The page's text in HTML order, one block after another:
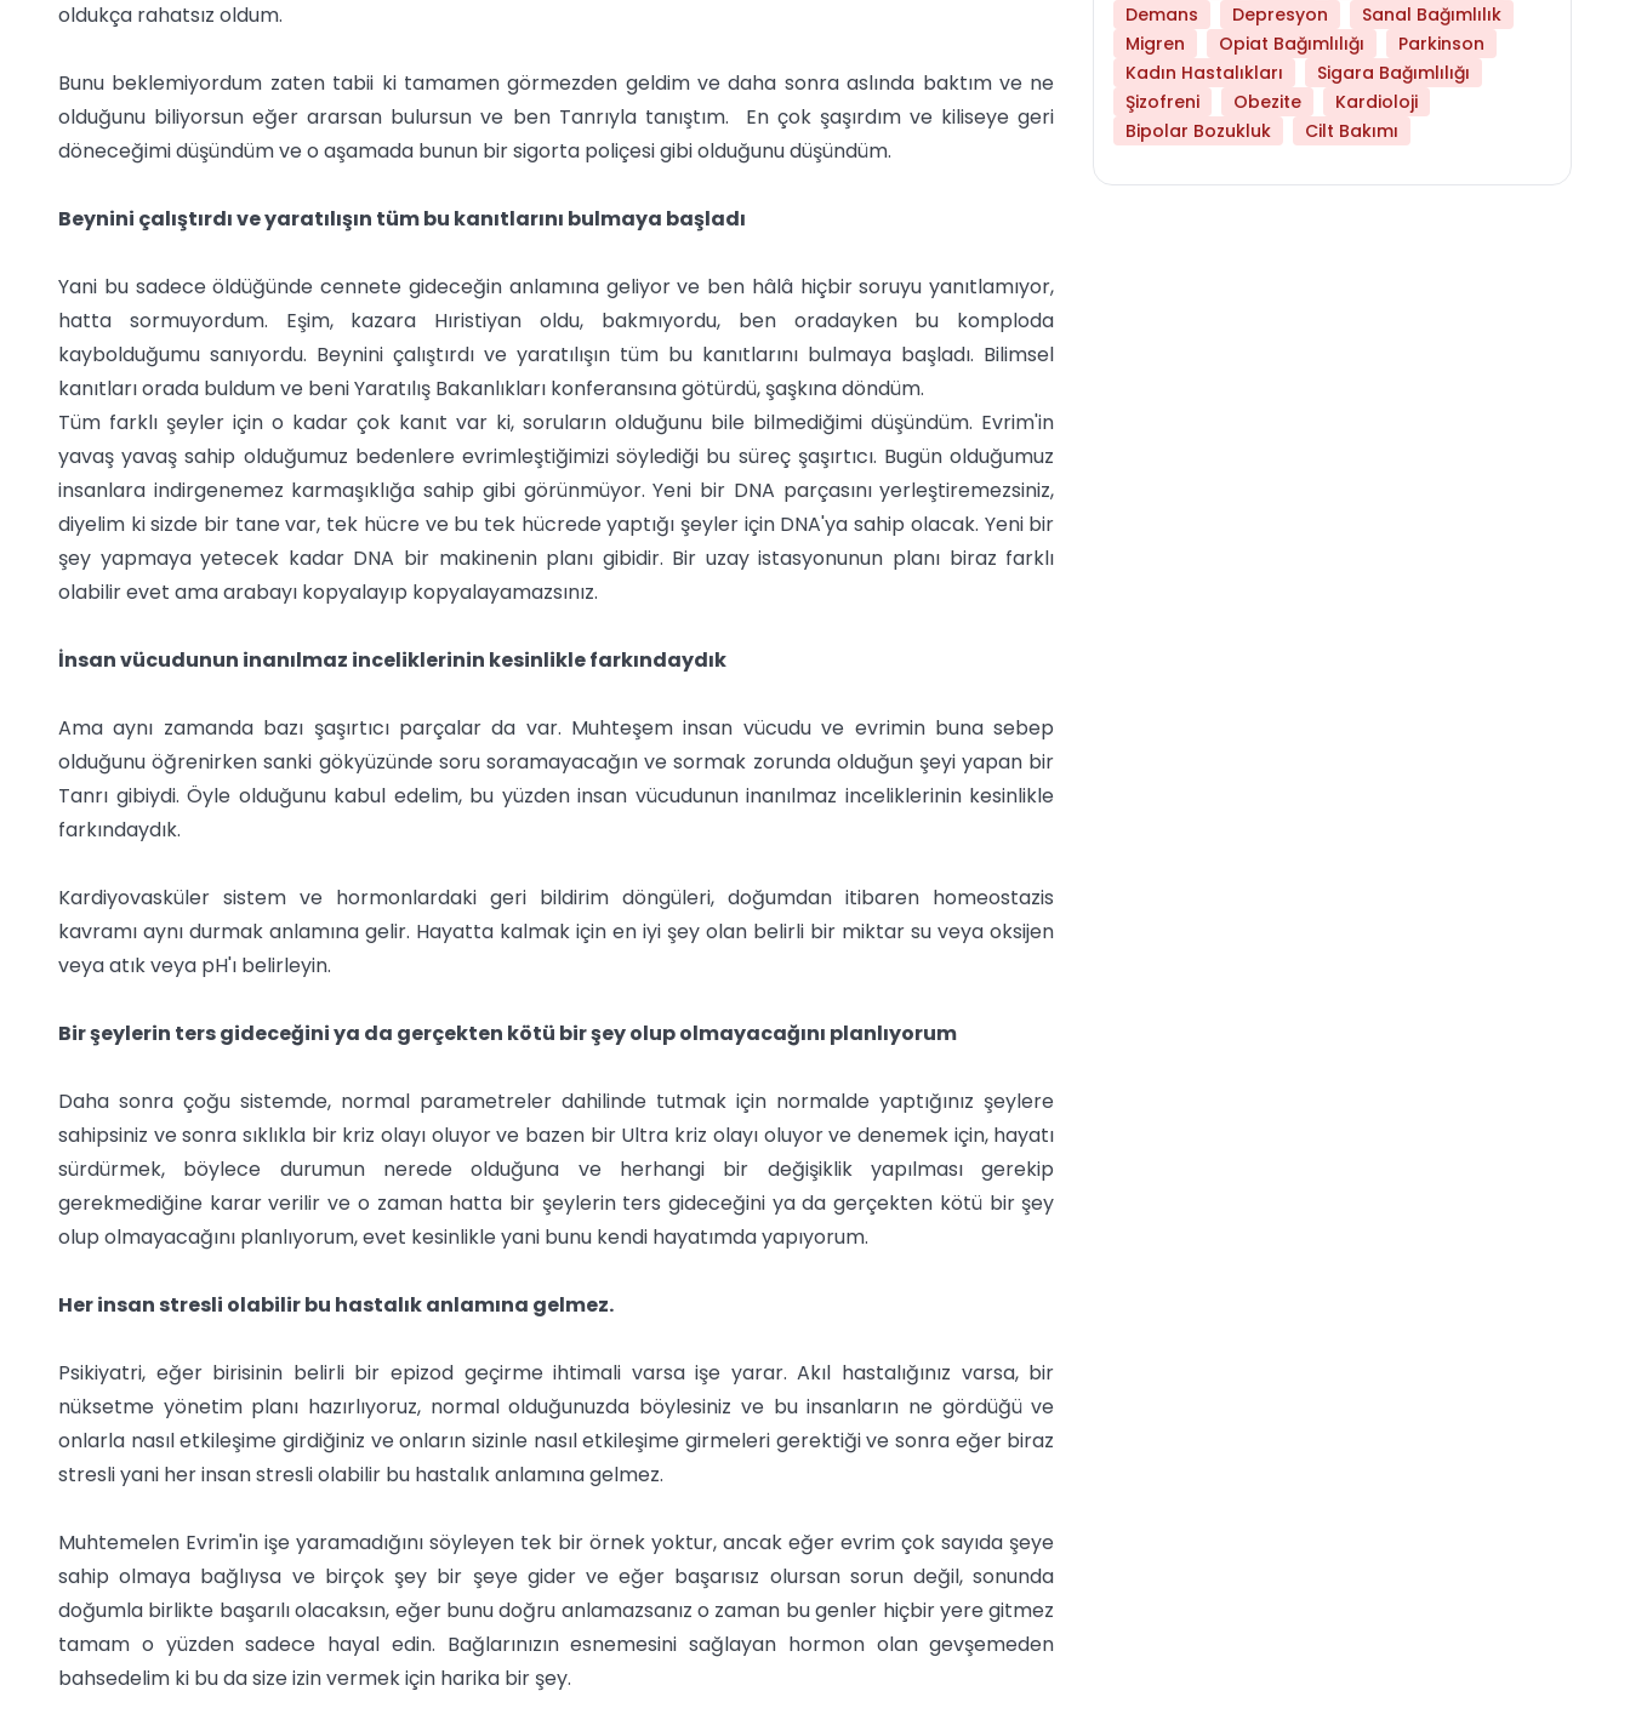
oldukça rahatsız oldum.
Bunu beklemiyordum zaten tabii ki tamamen görmezden geldim ve daha sonra aslında baktım ve ne
olduğunu biliyorsun eğer ararsan bulursun ve ben Tanrıyla tanıştım. En çok şaşırdım ve kiliseye geri
döneceğimi düşündüm ve o aşamada bunun bir sigorta poliçesi gibi olduğunu düşündüm.
Beynini çalıştırdı ve yaratılışın tüm bu kanıtlarını bulmaya başladı
Yani bu sadece öldüğünde cennete gideceğin anlamına geliyor ve ben hâlâ hiçbir soruyu yanıtlamıyor,
hatta sormuyordum. Eşim, kazara Hıristiyan oldu, bakmıyordu, ben oradayken bu komploda
kaybolduğumu sanıyordu. Beynini çalıştırdı ve yaratılışın tüm bu kanıtlarını bulmaya başladı. Bilimsel
kanıtları orada buldum ve beni Yaratılış Bakanlıkları konferansına götürdü, şaşkına döndüm.
Tüm farklı şeyler için o kadar çok kanıt var ki, soruların olduğunu bile bilmediğimi düşündüm. Evrim'in
yavaş yavaş sahip olduğumuz bedenlere evrimleştiğimizi söylediği bu süreç şaşırtıcı. Bugün olduğumuz
insanlara indirgenemez karmaşıklığa sahip gibi görünmüyor. Yeni bir DNA parçasını yerleştiremezsiniz,
diyelim ki sizde bir tane var, tek hücre ve bu tek hücrede yaptığı şeyler için DNA'ya sahip olacak. Yeni bir
şey yapmaya yetecek kadar DNA bir makinenin planı gibidir. Bir uzay istasyonunun planı biraz farklı
olabilir evet ama arabayı kopyalayıp kopyalayamazsınız.
İnsan vücudunun inanılmaz inceliklerinin kesinlikle farkındaydık
Ama aynı zamanda bazı şaşırtıcı parçalar da var. Muhteşem insan vücudu ve evrimin buna sebep
olduğunu öğrenirken sanki gökyüzünde soru soramayacağın ve sormak zorunda olduğun şeyi yapan bir
Tanrı gibiydi. Öyle olduğunu kabul edelim, bu yüzden insan vücudunun inanılmaz inceliklerinin kesinlikle
farkındaydık.
Kardiyovasküler sistem ve hormonlardaki geri bildirim döngüleri, doğumdan itibaren homeostazis
kavramı aynı durmak anlamına gelir. Hayatta kalmak için en iyi şey olan belirli bir miktar su veya oksijen
veya atık veya pH'ı belirleyin.
Bir şeylerin ters gideceğini ya da gerçekten kötü bir şey olup olmayacağını planlıyorum
Daha sonra çoğu sistemde, normal parametreler dahilinde tutmak için normalde yaptığınız şeylere
sahipsiniz ve sonra sıklıkla bir kriz olayı oluyor ve bazen bir Ultra kriz olayı oluyor ve denemek için, hayatı
sürdürmek, böylece durumun nerede olduğuna ve herhangi bir değişiklik yapılması gerekip
gerekmediğine karar verilir ve o zaman hatta bir şeylerin ters gideceğini ya da gerçekten kötü bir şey
olup olmayacağını planlıyorum, evet kesinlikle yani bunu kendi hayatımda yapıyorum.
Her insan stresli olabilir bu hastalık anlamına gelmez.
Psikiyatri, eğer birisinin belirli bir epizod geçirme ihtimali varsa işe yarar. Akıl hastalığınız varsa, bir
nüksetme yönetim planı hazırlıyoruz, normal olduğunuzda böylesiniz ve bu insanların ne gördüğü ve
onlarla nasıl etkileşime girdiğiniz ve onların sizinle nasıl etkileşime girmeleri gerektiği ve sonra eğer biraz
stresli yani her insan stresli olabilir bu hastalık anlamına gelmez.
Muhtemelen Evrim'in işe yaramadığını söyleyen tek bir örnek yoktur, ancak eğer evrim çok sayıda şeye
sahip olmaya bağlıysa ve birçok şey bir şeye gider ve eğer başarısız olursan sorun değil, sonunda
doğumla birlikte başarılı olacaksın, eğer bunu doğru anlamazsanız o zaman bu genler hiçbir yere gitmez
tamam o yüzden sadece hayal edin. Bağlarınızın esnemesini sağlayan hormon olan gevşemeden
bahsedelim ki bu da size izin vermek için harika bir şey.
Demans
Depresyon
Sanal Bağımlılık
Migren
Opiat Bağımlılığı
Parkinson
Kadın Hastalıkları
Sigara Bağımlılığı
Şizofreni
Obezite
Kardioloji
Bipolar Bozukluk
Cilt Bakımı